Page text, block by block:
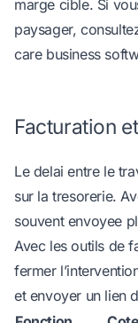
marge cible. Si
paysager,
care business
Facturation
Le delai entre le
sur la tresorerie.
souvent envoyee
Avec les outils de
fermer
et envoyer un lien